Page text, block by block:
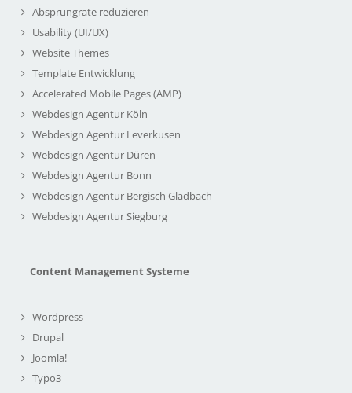
Absprungrate reduzieren
Usability (UI/UX)
Website Themes
Template Entwicklung
Accelerated Mobile Pages (AMP)
Webdesign Agentur Köln
Webdesign Agentur Leverkusen
Webdesign Agentur Düren
Webdesign Agentur Bonn
Webdesign Agentur Bergisch Gladbach
Webdesign Agentur Siegburg
Content Management Systeme
Wordpress
Drupal
Joomla!
Typo3